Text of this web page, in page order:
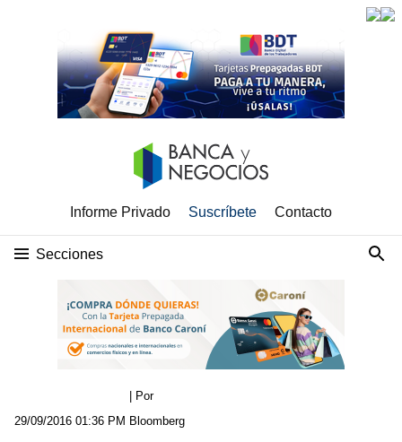
Informe Privado Suscríbete Contacto
Secciones
29/09/2016 01:36 PM
| Por
Bloomberg